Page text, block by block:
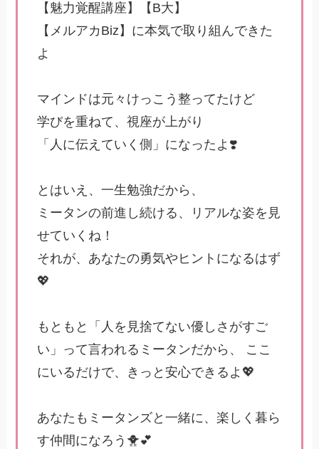
【魅力覚醒講座】【B大】
【メルアカBiz】に本気で取り組んできた
よ
マインドは元々けっこう整ってたけど
学びを重ねて、視座が上がり
「人に伝えていく側」になったよ❣️
とはいえ、一生勉強だから、
ミータンの前進し続ける、リアルな姿を見
せていくね！
それが、あなたの勇気やヒントになるはず
💖
もともと「人を見捨てない優しさがすご
い」って言われるミータンだから、 ここ
にいるだけで、きっと安心できるよ💖
あなたもミータンズと一緒に、楽しく暮ら
す仲間になろう🐥💕